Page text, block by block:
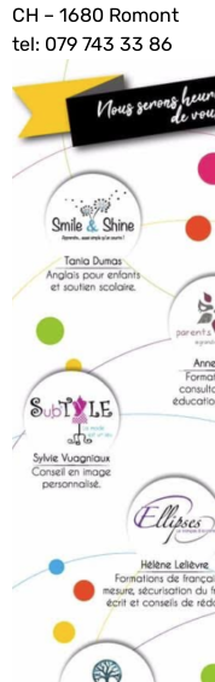
CH – 1680 Romont
tel: 079 743 33 86